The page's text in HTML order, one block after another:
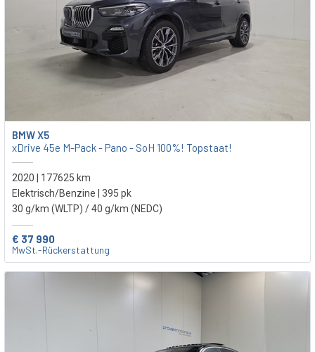
BMW X5
xDrive 45e M-Pack - Pano - SoH 100%! Topstaat!
2020 | 177625 km
Elektrisch/Benzine | 395 pk
30 g/km (WLTP) / 40 g/km (NEDC)
€ 37 990
MwSt.-Rückerstattung